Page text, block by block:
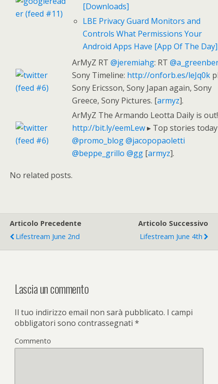
[Downloads]
LBE Privacy Guard Monitors and
Controls What Permissions Your
Android Apps Have [App Of The Day]
ArMyZ RT @jeremiahg: RT
Sony Timeline: http://onforb.es/leJq0k
Sony Ericsson, Sony Japan again, Sony
Greece, Sony Pictures. [armyz].
ArMyZ The Armando Leotta Daily is out!
http://bit.ly/eemLew▸ Top stories
@promo_blog@jacopopaoletti
@beppe_grillo @gg [armyz].
No related posts.
Articolo Precedente
Lifestream June 2nd
Articolo Successivo
Lifestream June 4th
Lascia un commento
Il tuo indirizzo email non sarà pubblicato. I campi
obbligatori sono contrassegnati *
Commento